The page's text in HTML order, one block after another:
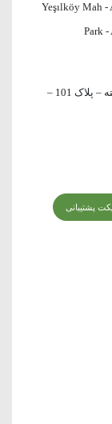
Yeşılköy Mah -
Park -
تهران – شهریار – خیابان کرشته – پلاک 101 –
پشتیبانی